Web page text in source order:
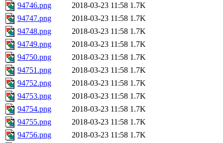
94746.png
2018-03-23 11:58 1.7K
94747.png
2018-03-23 11:58 1.7K
94748.png
2018-03-23 11:58 1.7K
94749.png
2018-03-23 11:58 1.7K
94750.png
2018-03-23 11:58 1.7K
94751.png
2018-03-23 11:58 1.7K
94752.png
2018-03-23 11:58 1.7K
94753.png
2018-03-23 11:58 1.7K
94754.png
2018-03-23 11:58 1.7K
94755.png
2018-03-23 11:58 1.7K
94756.png
2018-03-23 11:58 1.7K